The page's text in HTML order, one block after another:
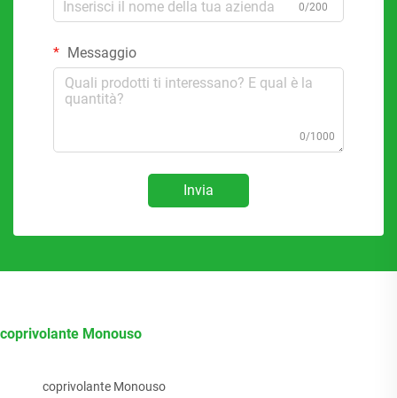
0/200
Messaggio
0/1000
Invia
coprivolante Monouso
coprivolante Monouso